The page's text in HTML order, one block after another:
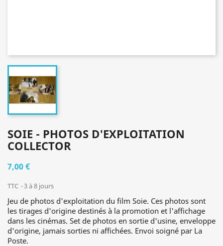
SOIE - PHOTOS D'EXPLOITATION
COLLECTOR
7,00 €
TTC 3 à 8 jours
Jeu de photos d'exploitation du film Soie. Ces photos sont
les tirages d'origine destinés à la promotion et l'affichage
dans les cinémas. Set de photos en sortie d'usine, enveloppe
d'origine, jamais sorties ni affichées. Envoi soigné par La
Poste.